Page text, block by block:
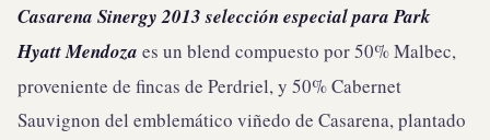
Casarena Sinergy2013 selección especial para Park
Hyatt Mendoza es un blend compuesto por 50% Malbec,
proveniente de fincas de Perdriel, y 50% Cabernet
Sauvignon del emblemático viñedo de Casarena, plantado